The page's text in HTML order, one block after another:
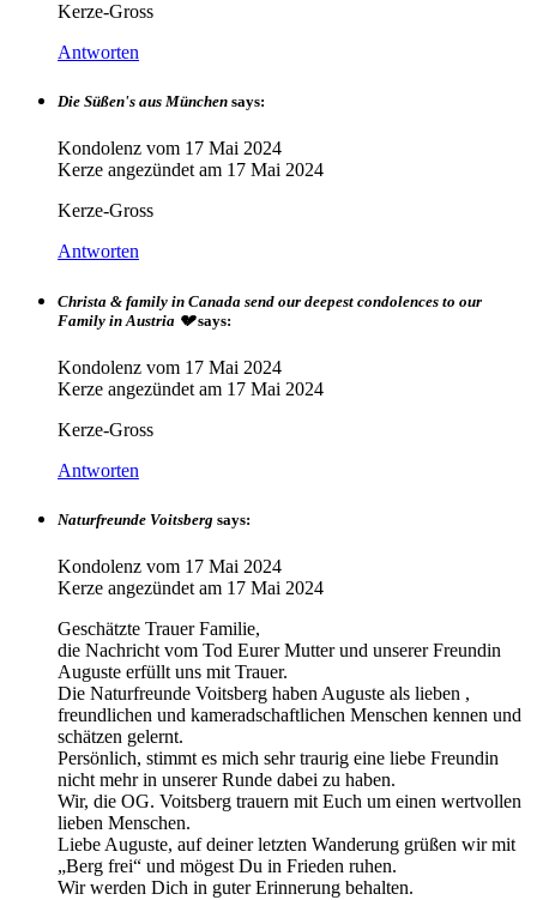
Kerze-Gross
Antworten
Die Süßen's aus München says:
Kondolenz vom 17 Mai 2024
Kerze angezündet am 17 Mai 2024
Kerze-Gross
Antworten
Christa & family in Canada send our deepest condolences to our
Family in Austria 💔 says:
Kondolenz vom 17 Mai 2024
Kerze angezündet am 17 Mai 2024
Kerze-Gross
Antworten
Naturfreunde Voitsberg says:
Kondolenz vom 17 Mai 2024
Kerze angezündet am 17 Mai 2024
Geschätzte Trauer Familie,
die Nachricht vom Tod Eurer Mutter und unserer Freundin
Auguste erfüllt uns mit Trauer.
Die Naturfreunde Voitsberg haben Auguste als lieben ,
freundlichen und kameradschaftlichen Menschen kennen und
schätzen gelernt.
Persönlich, stimmt es mich sehr traurig eine liebe Freundin
nicht mehr in unserer Runde dabei zu haben.
Wir, die OG. Voitsberg trauern mit Euch um einen wertvollen
lieben Menschen.
Liebe Auguste, auf deiner letzten Wanderung grüßen wir mit
„Berg frei“ und mögest Du in Frieden ruhen.
Wir werden Dich in guter Erinnerung behalten.